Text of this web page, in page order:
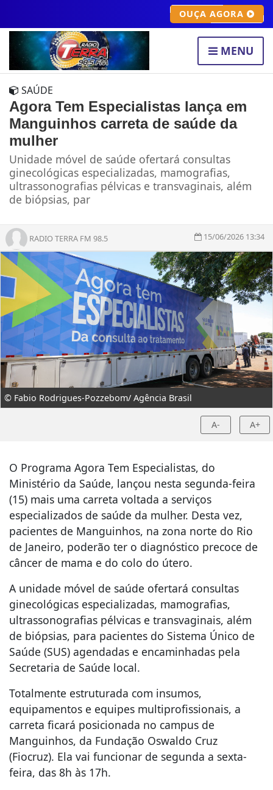
OUÇA AGORA
MENU
SAÚDE
Agora Tem Especialistas lança em
Manguinhos carreta de saúde da
mulher
Unidade móvel de saúde ofertará consultas
ginecológicas especializadas, mamografias,
ultrassonografias pélvicas e transvaginais, além
de biópsias, par
RADIO TERRA FM 98.5 15/06/2026 13:34
© Fabio Rodrigues-Pozzebom/ Agência Brasil
A- A+
O Programa Agora Tem Especialistas, do
Ministério da Saúde, lançou nesta segunda-feira
(15) mais uma carreta voltada a serviços
especializados de saúde da mulher. Desta vez,
pacientes de Manguinhos, na zona norte do Rio
de Janeiro, poderão ter o diagnóstico precoce de
câncer de mama e do colo do útero.
A unidade móvel de saúde ofertará consultas
ginecológicas especializadas, mamografias,
ultrassonografias pélvicas e transvaginais, além
de biópsias, para pacientes do Sistema Único de
Saúde (SUS) agendadas e encaminhadas pela
Secretaria de Saúde local.
Totalmente estruturada com insumos,
equipamentos e equipes multiprofissionais, a
carreta ficará posicionada no campus de
Manguinhos, da Fundação Oswaldo Cruz
(Fiocruz). Ela vai funcionar de segunda a sexta-
feira, das 8h às 17h.